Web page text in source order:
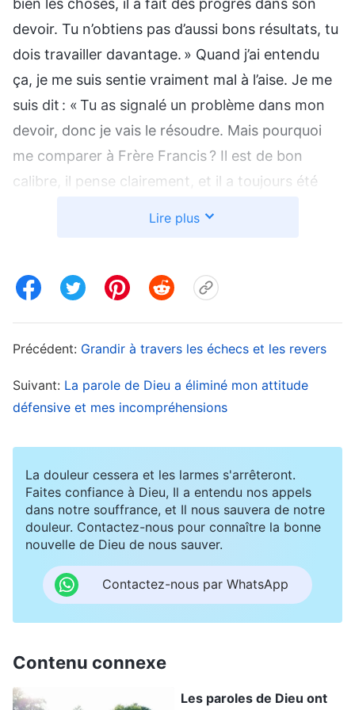
devoir. Tu n’obtiens pas d’aussi bons résultats, tu
dois travailler davantage. » Quand j’ai entendu
ça, je me suis sentie vraiment mal à l’aise. Je me
suis dit : « Tu as signalé un problème dans mon
devoir, donc je vais le résoudre. Mais pourquoi
me comparer à Frère Francis ? Il est de bon
calibre, il pense clairement, et il a toujours été
ne suis pas au même niveau que lui, on ne peut
beaucoup aux suggestions du dirigeant de
groupe a appris que Sœur Julie et moi avions du
mal à collaborer, et il a échangé avec moi : « Tu
es associée à Sœur Julie. Elle est plus souple,
devrais davantage discuter avec elle, plus tenir
compte de ses opinions, et apprendre de ses
points forts. C’est ainsi qu’on s’améliore. » Il a
bons résultats dans tes devoirs, tes vidéos sont
exposer mes problèmes ainsi m’a attristée. J’ai eu
l’impression qu’il me regardait de haut, qu’il me
Lire plus
Précédent: Grandir à travers les échecs et les revers
Suivant: La parole de Dieu a éliminé mon attitude
défensive et mes incompréhensions
La douleur cessera et les larmes s'arrêteront.
Faites confiance à Dieu, Il a entendu nos appels
dans notre souffrance, et Il nous sauvera de notre
douleur. Contactez-nous pour connaître la bonne
nouvelle de Dieu de nous sauver.
Contactez-nous par WhatsApp
Contenu connexe
Les paroles de Dieu ont